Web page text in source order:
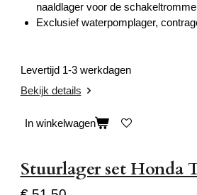
naaldlager voor de
Exclusief waterpomplager,
Levertijd 1-3 werkdagen
Bekijk details
In winkelwagen
Stuurlager set Honda